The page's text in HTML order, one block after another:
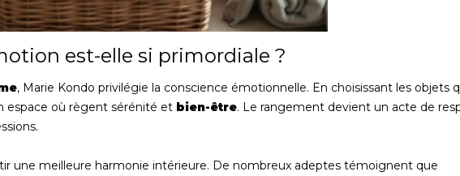
est-elle si primordiale ?
, Marie Kondo privilégie la conscience émotionnelle. En choisissant les objets
espace où règent sérénité et bien-être. Le rangement devient un acte de
une meilleure harmonie intérieure. De nombreux adeptes témoignent que